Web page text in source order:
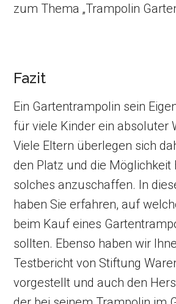
zum Thema „Trampolin
Fazit
Ein Gartentrampolin sein
für viele Kinder ein absoluter
Viele Eltern überlegen sich
den Platz und die Möglichkeit
solches anzuschaffen. In
haben Sie erfahren, auf
beim Kauf eines
sollten. Ebenso haben wir
Testbericht von Stiftung
vorgestellt und auch den